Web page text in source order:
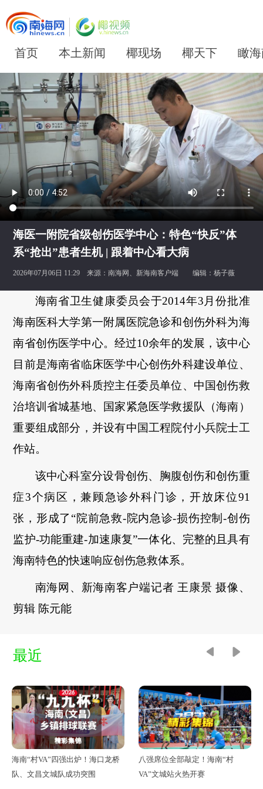
首页 本土新闻 椰现场 椰天下 瞰
海医一附院省级创伤医学中心：特色“快反”体
系“抢出”患者生机 | 跟着中心看大病
2026年07月06日 11:29 来源：南海网、新海南客户端 编辑：杨子薇
海南省卫生健康委员会于2014年3月份批准
海南医科大学第一附属医院急诊和创伤外科为海
南省创伤医学中心。经过10余年的发展，该中心
目前是海南省临床医学中心创伤外科建设单位、
海南省创伤外科质控主任委员单位、中国创伤救
治培训省城基地、国家紧急医学救援队（海南）
重要组成部分，并设有中国工程院付小兵院士工
作站。
该中心科室分设骨创伤、胸腹创伤和创伤重
症3个病区，兼顾急诊外科门诊，开放床位91
张，形成了“院前急救-院内急诊-损伤控制-创伤
监护-功能重建-加速康复”一体化、完整的且具有
海南特色的快速响应创伤急救体系。
南海网、新海南客户端记者 王康景 摄像、
剪辑 陈元能
最近
海南“村VA”四强出炉！海口龙桥
队、文昌文城队成功突围
八强席位全部敲定！海南“村
VA”文城站火热开赛